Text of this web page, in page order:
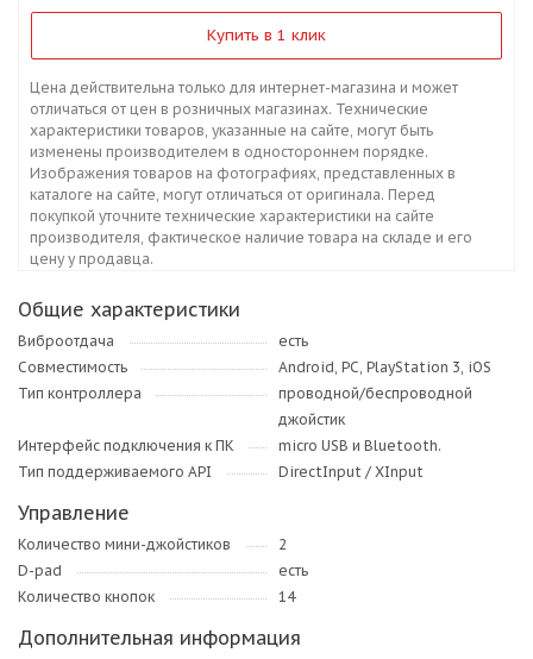
Купить в 1 клик
Цена действительна только для интернет-магазина и может
отличаться от цен в розничных магазинах. Технические
характеристики товаров, указанные на сайте, могут быть
изменены производителем в одностороннем порядке.
Изображения товаров на фотографиях, представленных в
каталоге на сайте, могут отличаться от оригинала. Перед
покупкой уточните технические характеристики на сайте
производителя, фактическое наличие товара на складе и его
цену у продавца.
Общие характеристики
Виброотдача
есть
Совместимость
Android, PC, PlayStation 3, iOS
Тип контроллера
проводной/беспроводной
джойстик
Интерфейс подключения к ПК
micro USB и Bluetooth.
Тип поддерживаемого API
DirectInput / XInput
Управление
Количество мини-джойстиков
2
D-pad
есть
Количество кнопок
14
Дополнительная информация